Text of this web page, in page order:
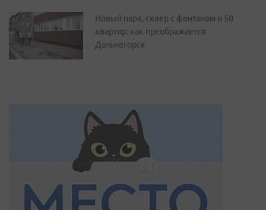
Новый парк, сквер с фонтаном и 50
квартир: как преображается
Дальнегорск